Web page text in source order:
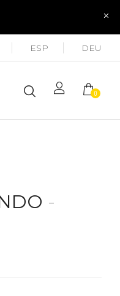
ESP DEU
0
-